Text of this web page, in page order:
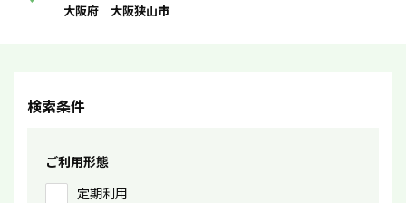
大阪府 大阪狭山市
検索条件
ご利用形態
定期利用